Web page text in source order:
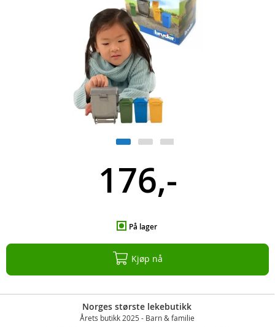
176,-
På lager
Kjøp nå
Norges største lekebutikk
Årets butikk 2025 - Barn & familie